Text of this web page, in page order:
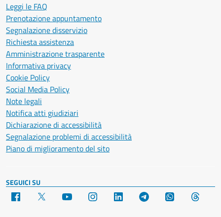
Leggi le FAQ
Prenotazione appuntamento
Segnalazione disservizio
Richiesta assistenza
Amministrazione trasparente
Informativa privacy
Cookie Policy
Social Media Policy
Note legali
Notifica atti giudiziari
Dichiarazione di accessibilità
Segnalazione problemi di accessibilità
Piano di miglioramento del sito
SEGUICI SU
Facebook YouTube Instagram LinkedIn Telegram WhatsApp